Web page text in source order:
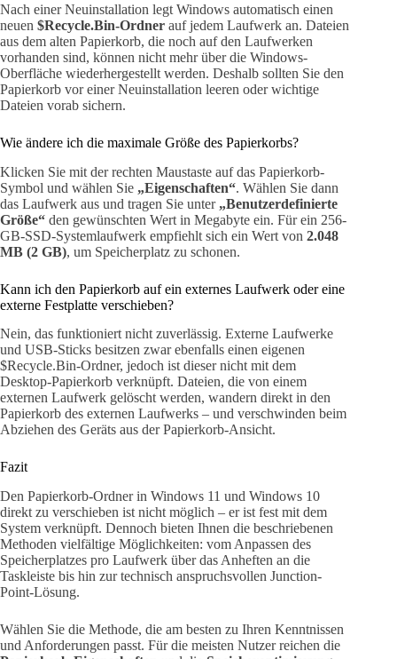
Nach einer Neuinstallation legt Windows automatisch einen
neuen $Recycle.Bin-Ordner auf jedem Laufwerk an. Dateien
aus dem alten Papierkorb, die noch auf den Laufwerken
vorhanden sind, können nicht mehr über die Windows-
Oberfläche wiederhergestellt werden. Deshalb sollten Sie den
Papierkorb vor einer Neuinstallation leeren oder wichtige
Dateien vorab sichern.
Wie ändere ich die maximale Größe des Papierkorbs?
Klicken Sie mit der rechten Maustaste auf das Papierkorb-
Symbol und wählen Sie „Eigenschaften“. Wählen Sie dann
das Laufwerk aus und tragen Sie unter „Benutzerdefinierte
Größe“ den gewünschten Wert in Megabyte ein. Für ein 256-
GB-SSD-Systemlaufwerk empfiehlt sich ein Wert von 2.048
MB (2 GB), um Speicherplatz zu schonen.
Kann ich den Papierkorb auf ein externes Laufwerk oder eine
externe Festplatte verschieben?
Nein, das funktioniert nicht zuverlässig. Externe Laufwerke
und USB-Sticks besitzen zwar ebenfalls einen eigenen
$Recycle.Bin-Ordner, jedoch ist dieser nicht mit dem
Desktop-Papierkorb verknüpft. Dateien, die von einem
externen Laufwerk gelöscht werden, wandern direkt in den
Papierkorb des externen Laufwerks – und verschwinden beim
Abziehen des Geräts aus der Papierkorb-Ansicht.
Fazit
Den Papierkorb-Ordner in Windows 11 und Windows 10
direkt zu verschieben ist nicht möglich – er ist fest mit dem
System verknüpft. Dennoch bieten Ihnen die beschriebenen
Methoden vielfältige Möglichkeiten: vom Anpassen des
Speicherplatzes pro Laufwerk über das Anheften an die
Taskleiste bis hin zur technisch anspruchsvollen Junction-
Point-Lösung.
Wählen Sie die Methode, die am besten zu Ihren Kenntnissen
und Anforderungen passt. Für die meisten Nutzer reichen die